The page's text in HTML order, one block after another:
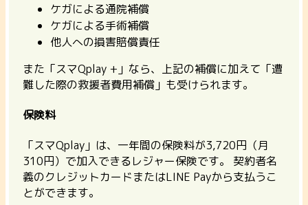
ケガによる通院補償
ケガによる手術補償
他人への損害賠償責任
また「スマQplay +」なら、上記の補償に加えて「遭
難した際の救援者費用補償」も受けられます。
保険料
「スマQplay」は、一年間の保険料が3,720円（月
310円）で加入できるレジャー保険です。 契約者名
義のクレジットカードまたはLINE Payから支払うこ
とができます。